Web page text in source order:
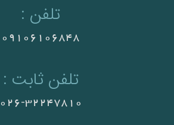
تلفن :
09106106848
تلفن ثابت :
026-32247810